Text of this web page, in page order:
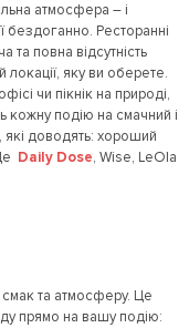
атмосфера – і
бездоганно. Ресторанні
та повна відсутність
локації, яку ви оберете.
чи пікнік на природі,
кожну подію на смачний і
які доводять: хороший
Daily Dose, Wise, LeОla
смак та атмосферу. Це
прямо на вашу подію: